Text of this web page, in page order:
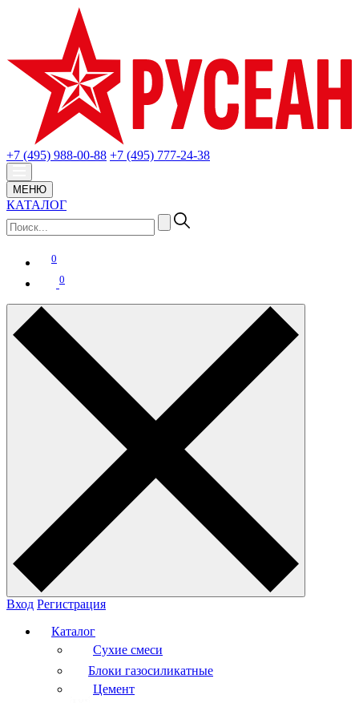
+7 (495) 988-00-88 +7 (495) 777-24-38
МЕНЮ
КАТАЛОГ
0
0
Вход Регистрация
Каталог
Сухие смеси
Блоки газосиликатные
Цемент